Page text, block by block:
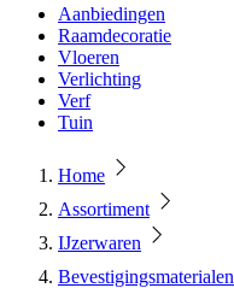
Aanbiedingen
Raamdecoratie
Vloeren
Verlichting
Verf
Tuin
Home
Assortiment
IJzerwaren
Bevestigingsmaterialen